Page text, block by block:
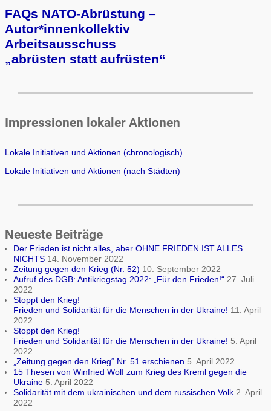
FAQs NATO-Abrüstung –
Autor*innenkollektiv
Arbeits­aus­schuss
„ab­rüs­ten statt auf­rüs­ten“
Impressionen lokaler Aktionen
Lokale Initiativen und Aktionen (chronologisch)
Lokale Initiativen und Aktionen (nach Städten)
Neueste Beiträge
Der Frieden ist nicht alles, aber OHNE FRIEDEN IST ALLES
NICHTS 14. November 2022
Zeitung gegen den Krieg (Nr. 52) 10. September 2022
Aufruf des DGB: Antikriegstag 2022: „Für den Frieden!“ 27. Juli
2022
Stoppt den Krieg!
Frieden und Solidarität für die Menschen in der Ukraine! 11. April
2022
Stoppt den Krieg!
Frieden und Solidarität für die Menschen in der Ukraine! 5. April
2022
„Zeitung gegen den Krieg“ Nr. 51 erschienen 5. April 2022
15 Thesen von Winfried Wolf zum Krieg des Kreml gegen die
Ukraine 5. April 2022
Solidarität mit dem ukrainischen und dem russischen Volk 2. April
2022